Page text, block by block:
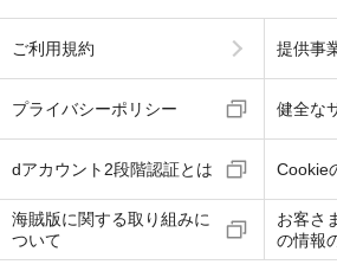
ご利用規約 提供事
プライバシーポリシー 健全な
dアカウント2段階認証とは Cookie
海賊版に関する取り組みに
ついて
お客さ
の情報